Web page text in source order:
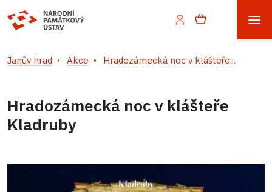
Janův hrad Akce Hradozámecká noc v klášteře...
Hradozámecká noc v klášteře
Kladruby